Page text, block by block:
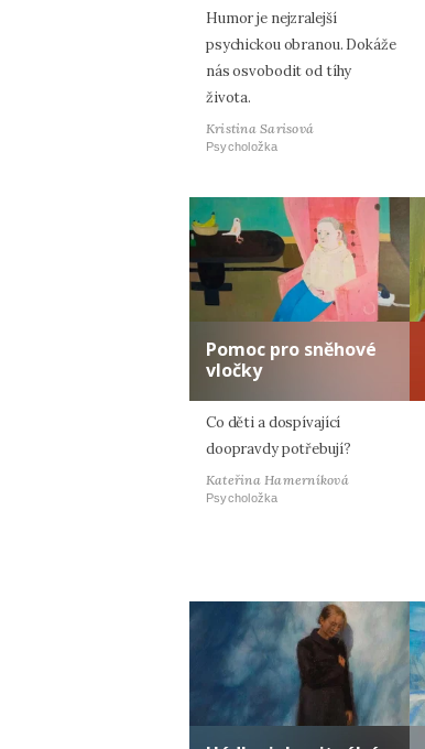
Humor je nejzralejší
psychickou obranou. Dokáže
nás osvobodit od tíhy
života.
Kristina Sarisová
Psycholožka
Pomoc pro sněhové
vločky
Co děti a dospívající
doopravdy potřebují?
Kateřina Hamerníková
Psycholožka